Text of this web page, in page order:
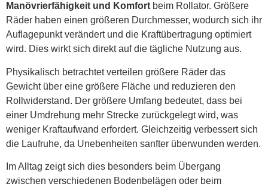
Manövrierfähigkeit und Komfort beim Rollator. Größere
Räder haben einen größeren Durchmesser, wodurch sich ihr
Auflagepunkt verändert und die Kraftübertragung optimiert
wird. Dies wirkt sich direkt auf die tägliche Nutzung aus.
Physikalisch betrachtet verteilen größere Räder das
Gewicht über eine größere Fläche und reduzieren den
Rollwiderstand. Der größere Umfang bedeutet, dass bei
einer Umdrehung mehr Strecke zurückgelegt wird, was
weniger Kraftaufwand erfordert. Gleichzeitig verbessert sich
die Laufruhe, da Unebenheiten sanfter überwunden werden.
Im Alltag zeigt sich dies besonders beim Übergang
zwischen verschiedenen Bodenbelägen oder beim